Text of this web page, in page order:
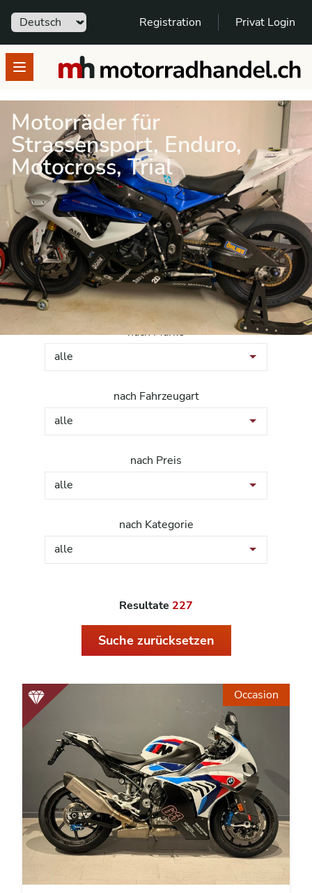
Sprache Registration Privat Login
Open menumotorradhandel.ch
Motorräder für
Strassensport, Enduro,
Motocross, Trial
in den Motorradsport
einsteigen
Hier findest Du Dein neues Sportbike:
nach Marke
alle
nach Fahrzeugart
alle
nach Preis
alle
nach Kategorie
alle
Resultate 227
Suche zurücksetzen
Occasion